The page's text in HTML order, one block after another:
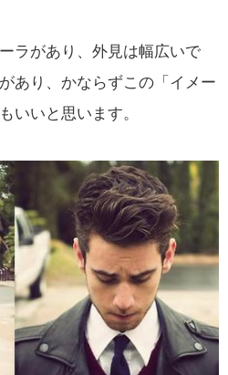
ラがあり、外見は幅広いで
あり、かならずこの「イメー
いいと思います。